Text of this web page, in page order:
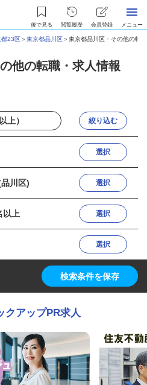
後で見る 閲覧履歴 会員登録 メニュー
都23区＞東京都品川区＞東京都品川区・その他の転
他の転職・求人情報
絞り込む
選択
川区) 選択
以上 選択
選択
検索条件を保存
クアップPR求人